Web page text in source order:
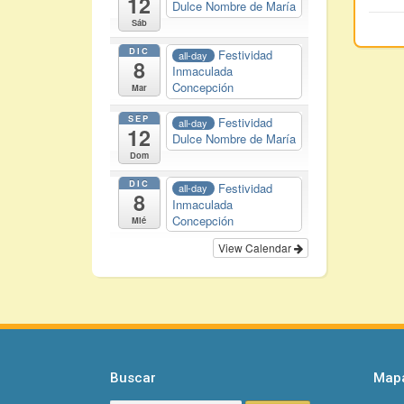
Sáb
Dulce Nombre de María
DIC
8
Mar
all-day
Festividad
Inmaculada
Concepción
SEP
12
Dom
all-day
Festividad
Dulce Nombre de María
DIC
8
Mié
all-day
Festividad
Inmaculada
Concepción
View Calendar
Buscar